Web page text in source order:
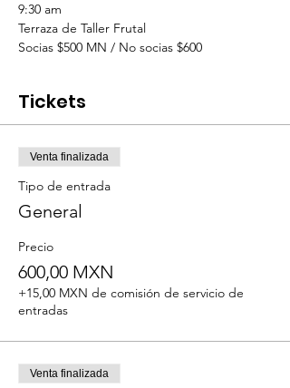
9:30 am
Terraza de Taller Frutal
Socias $500 MN / No socias $600
Tickets
Venta finalizada
Tipo de entrada
General
Precio
600,00 MXN
+15,00 MXN de comisión de servicio de
entradas
Venta finalizada